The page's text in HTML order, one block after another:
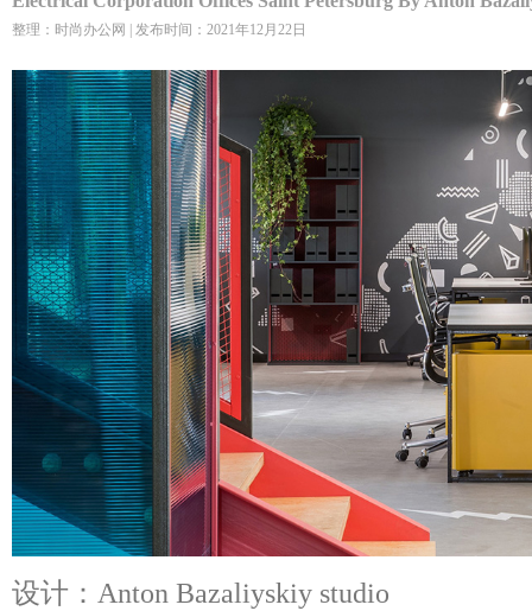
整理：时尚办公网 | 发布时间：2021年12月22日
设计：Anton Bazaliyskiy studio